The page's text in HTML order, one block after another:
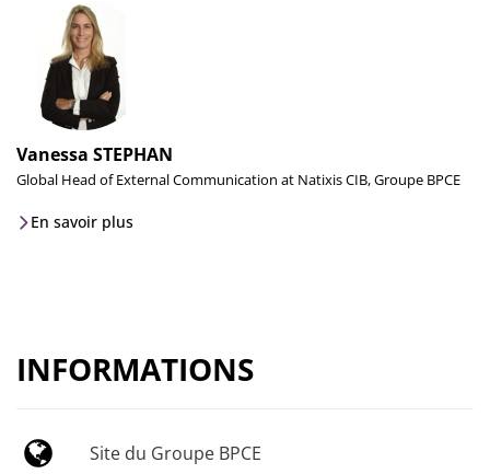
Vanessa STEPHAN
Global Head of External Communication at Natixis CIB, Groupe BPCE
En savoir plus
INFORMATIONS
Site du Groupe BPCE